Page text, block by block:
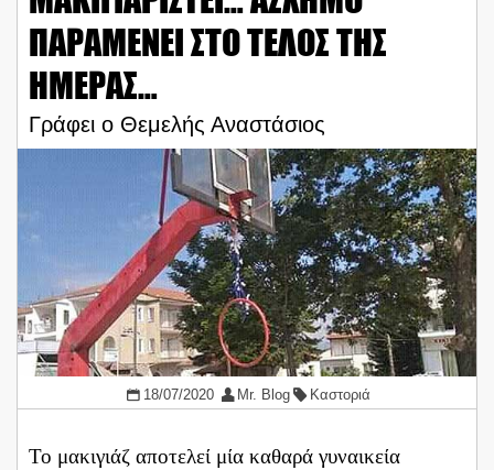
ΠΑΡΑΜΕΝΕΙ ΣΤΟ ΤΕΛΟΣ ΤΗΣ
ΗΜΕΡΑΣ…
Γράφει ο Θεμελής Αναστάσιος
18/07/2020 Mr. Blog Καστοριά
Το μακιγιάζ αποτελεί μία καθαρά γυναικεία